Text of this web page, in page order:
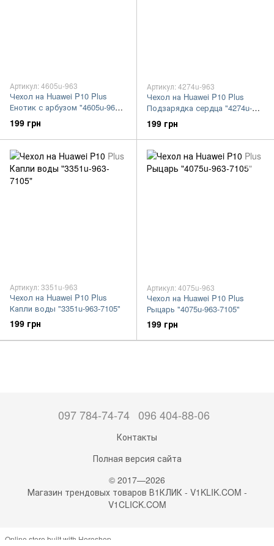
Артикул: 4605u-963
Чехол на Huawei P10 Plus
Енотик с арбузом "4605u-963-
7105"
199 грн
Артикул: 4274u-963
Чехол на Huawei P10 Plus
Подзарядка сердца "4274u-
963-7105"
199 грн
Артикул: 3351u-963
Чехол на Huawei P10 Plus
Капли воды "3351u-963-7105"
199 грн
Артикул: 4075u-963
Чехол на Huawei P10 Plus
Рыцарь "4075u-963-7105"
199 грн
097 784-74-74 096 404-88-06
Контакты
Полная версия сайта
© 2017—2026
Магазин трендовых товаров В1КЛИК - V1KLIK.COM -
V1CLICK.COM
Online store built with Horoshop